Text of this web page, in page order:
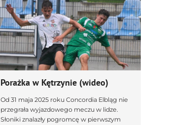
Porażka w Kętrzynie (wideo)
Od 31 maja 2025 roku Concordia Elbląg nie
przegrała wyjazdowego meczu w lidze.
Słoniki znalazły pogromcę w pierwszym